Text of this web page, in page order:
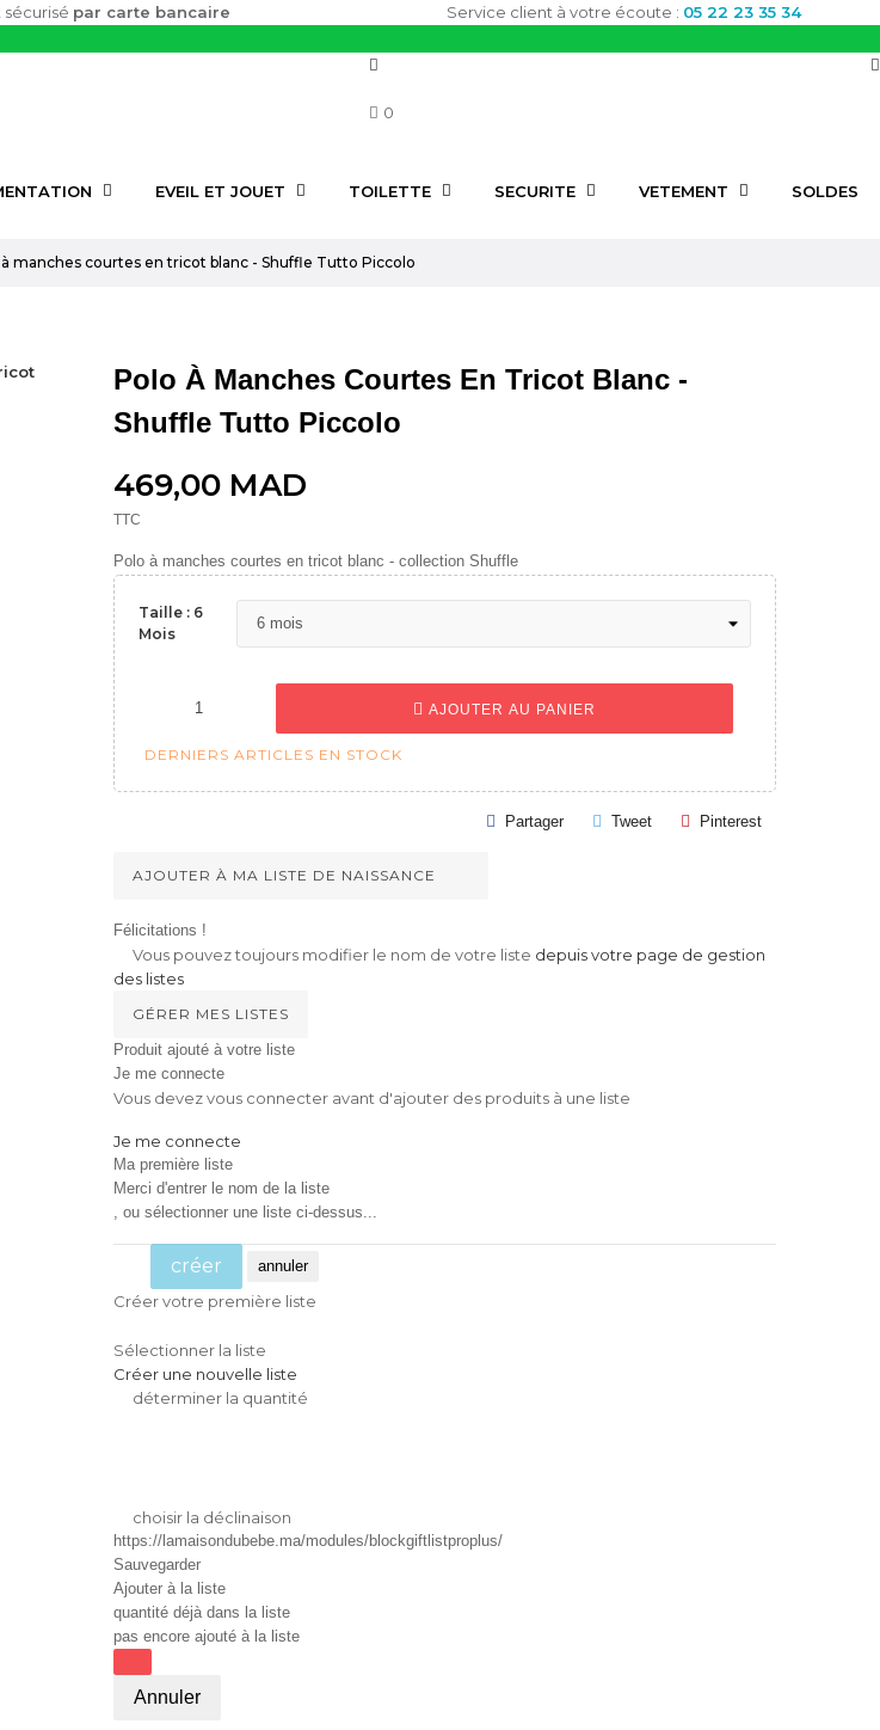
par carte bancaire Service client à votre écoute : 05 22 23 35 34
0
EVEIL ET JOUET TOILETTE SECURITE VETEMENT SOLDES
manches courtes en tricot blanc - Shuffle Tutto Piccolo
Polo À Manches Courtes En Tricot Blanc -
Shuffle Tutto Piccolo
469,00 MAD
TTC
Polo à manches courtes en tricot blanc - collection Shuffle
Taille : 6
Mois
AJOUTER AU PANIER
DERNIERS ARTICLES EN STOCK
Partager Tweet Pinterest
AJOUTER À MA LISTE DE NAISSANCE
Félicitations !
Vous pouvez toujours modifier le nom de votre liste depuis votre page de gestion
des listes
GÉRER MES LISTES
Produit ajouté à votre liste
Je me connecte
Vous devez vous connecter avant d'ajouter des produits à une liste
Je me connecte
Ma première liste
Merci d'entrer le nom de la liste
, ou sélectionner une liste ci-dessus...
créer annuler
Créer votre première liste
Sélectionner la liste
Créer une nouvelle liste
déterminer la quantité
choisir la déclinaison
https://lamaisondubebe.ma/modules/blockgiftlistproplus/
Sauvegarder
Ajouter à la liste
quantité déjà dans la liste
pas encore ajouté à la liste
Annuler